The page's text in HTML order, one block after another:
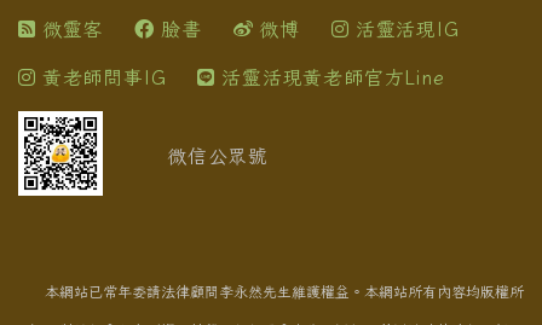
微靈客 臉書 微博
活靈活現IG
黃老師問事IG
活靈活現黃老師官方Line
微信公眾號
本網站已常年委請法律顧問李永然先生維護權益。本網站所有內容均版權所